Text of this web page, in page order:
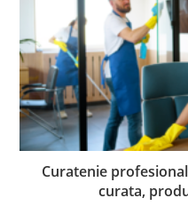
Curatenie
curata,